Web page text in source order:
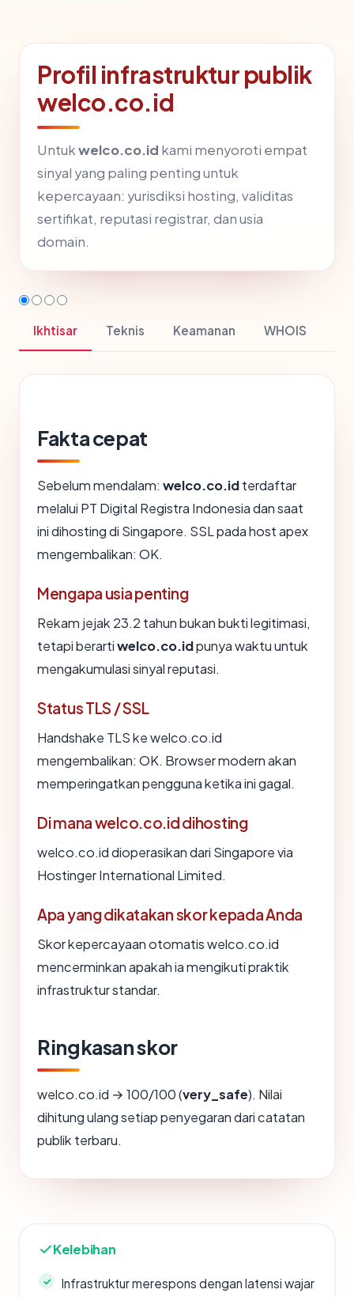
Profil infrastruktur publik
welco.co.id
Untukwelco.co.id kami menyoroti empat
sinyal yang paling penting untuk
kepercayaan: yurisdiksi hosting, validitas
sertifikat, reputasi registrar, dan usia
domain.
Ikhtisar Teknis Keamanan WHOIS
Fakta cepat
Sebelum mendalam: welco.co.idterdaftar
melalui PT Digital Registra Indonesia dan saat
ini dihosting di Singapore. SSL pada host apex
mengembalikan: OK.
Mengapa usia penting
Rekam jejak 23.2 tahun bukan bukti legitimasi,
tetapi berartiwelco.co.idpunya waktu untuk
mengakumulasi sinyal reputasi.
Status TLS / SSL
Handshake TLS ke welco.co.id
mengembalikan: OK. Browser modern akan
memperingatkan pengguna ketika ini gagal.
Di mana welco.co.id dihosting
welco.co.id dioperasikan dari Singapore via
Hostinger International Limited.
Apa yang dikatakan skor kepada Anda
Skor kepercayaan otomatis welco.co.id
mencerminkan apakah ia mengikuti praktik
infrastruktur standar.
Ringkasan skor
welco.co.id → 100/100 (very_safe). Nilai
dihitung ulang setiap penyegaran dari catatan
publik terbaru.
Kelebihan
Infrastruktur merespons dengan latensi wajar